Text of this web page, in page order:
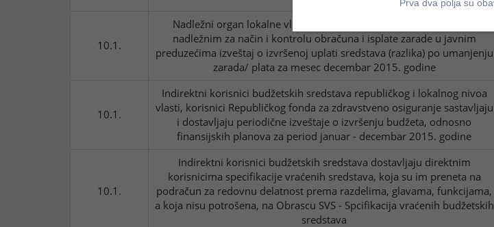
10.1.
Nadležni organ lokalne vlasti je dužan da dostavi ministarstvima
nadležnim za način i kontrolu obračuna i isplate zarade u javnim
preduzećima izveštaj o izvršenoj uplati sredstava (razlika) po umanjenju
zarada/ plata za mesec decembar 2015. godine
10.1.
Indirektni korisnici budžetskih sredstava republičkog i lokalnog nivoa
vlasti, korisnici Republičkog fonda za zdravstveno osiguranje sastavljaju
i dostavljaju periodične izveštaje o izvršenju budžeta, odnosno
finansijskih planova za period januar - decembar 2015. godine
10.1.
Indirektni korisnici budžetskih sredstava dostavljaju direktnim
korisnicima specifikacije vraćenih sredstava, koja su im preneta na
podračun za redovnu delatnost prema razdelima, glavama, funkcijama,
a koja nisu potrošena, na Obrascu SVS - Spcifikacija vraćenih budžetskih
sredstava